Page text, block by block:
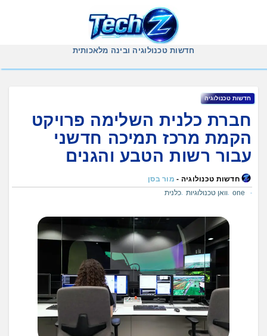
חדשות טכנולוגיה ובינה מלאכותית
חדשות טכנולוגיה
חברת כלנית השלימה פרויקט
הקמת מרכז תמיכה חדשני
עבור רשות הטבע והגנים
חדשות טכנולוגיה - מור בסן
one
וואן טכנולוגיות כלנית